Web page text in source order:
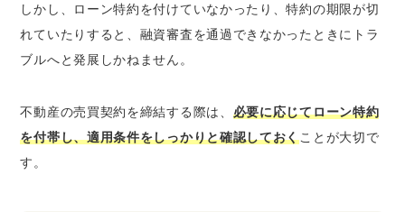
しかし、ローン特約を付けていなかったり、特約の期限が切
れていたりすると、融資審査を通過できなかったときにトラ
ブルへと発展しかねません。
不動産の売買契約を締結する際は、 必要に応じてローン特約
を付帯し、適用条件をしっかりと確認しておくことが大切で
す。